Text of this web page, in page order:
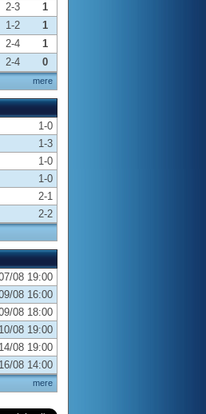
mere
2-3
1
1-2
1
2-4
1
2-4 0
1-0
1-3
1-0
1-0
2-1
2-2
mere
08 19:00
08 16:00
08 18:00
10/08 19:00
14/08 19:00
16/08 14:00